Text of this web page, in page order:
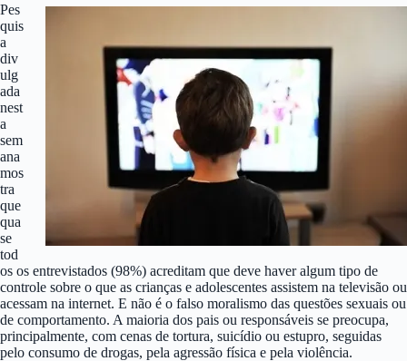
Pes
quis
a
div
ulg
ada
nest
a
sem
ana
mos
tra
que
qua
se
tod
os os entrevistados (98%) acreditam que deve haver algum tipo de
controle sobre o que as crianças e adolescentes assistem na televisão ou
acessam na internet. E não é o falso moralismo das questões sexuais ou
de comportamento. A maioria dos pais ou responsáveis se preocupa,
principalmente, com cenas de tortura, suicídio ou estupro, seguidas
pelo consumo de drogas, pela agressão física e pela violência.